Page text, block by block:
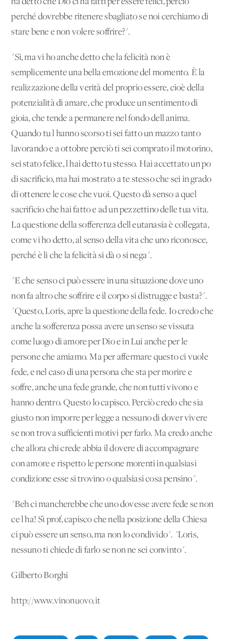
perché dovrebbe ritenere sbagliato se noi cerchiamo di
stare bene e non volere soffrire?".
"Si, ma vi ho anche detto che la felicità non è
semplicemente una bella emozione del momento. È la
realizzazione della verità del proprio essere, cioè della
potenzialità di amare, che produce un sentimento di
gioia, che tende a permanere nel fondo dell'anima.
Quando tu l'hanno scorso ti sei fatto un mazzo tanto
lavorando e a ottobre perciò ti sei comprato il motorino,
sei stato felice, l'hai detto tu stesso. Hai accettato un po'
di sacrificio, ma hai mostrato a te stesso che sei in grado
di ottenere le cose che vuoi. Questo dà senso a quel
sacrificio che hai fatto e ad un pezzettino delle tua vita.
La questione della sofferenza dell'eutanasia è collegata,
come vi ho detto, al senso della vita che uno riconosce,
perché è li che la felicità si dà o si nega".
"E che senso ci può essere in una situazione dove uno
non fa altro che soffrire e il corpo si distrugge e basta?".
"Questo, Loris, apre la questione della fede. Io credo che
anche la sofferenza possa avere un senso se vissuta
come luogo di amore per Dio e in Lui anche per le
persone che amiamo. Ma per affermare questo ci vuole
fede, e nel caso di una persona che sta per morire e
soffre, anche una fede grande, che non tutti vivono e
hanno dentro. Questo lo capisco. Perciò credo che sia
giusto non imporre per legge a nessuno di dover vivere
se non trova sufficienti motivi per farlo. Ma credo anche
che allora chi crede abbia il dovere di accompagnare
con amore e rispetto le persone morenti in qualsiasi
condizione esse si trovino o qualsiasi cosa pensino".
"Beh ci mancherebbe che uno dovesse avere fede se non
ce l'ha! Sì prof, capisco che nella posizione della Chiesa
ci può essere un senso, ma non lo condivido". "Loris,
nessuno ti chiede di farlo se non ne sei convinto".
Gilberto Borghi
http://www.vinonuovo.it